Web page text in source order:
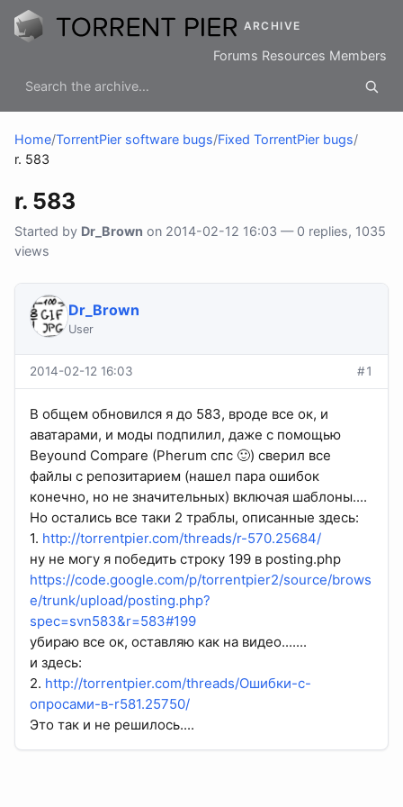
ARCHIVE
Forums Resources Members
Home/TorrentPier software bugs/Fixed TorrentPier bugs/
r. 583
r. 583
Started by Dr_Brown on 2014-02-12 16:03 — 0 replies, 1035
views
Dr_Brown
User
2014-02-12 16:03 #1
В общем обновился я до 583, вроде все ок, и
аватарами, и моды подпилил, даже с помощью
Beyound Compare (Pherum спс 🙂) сверил все
файлы с репозитарием (нашел пара ошибок
конечно, но не значительных) включая шаблоны....
Но остались все таки 2 траблы, описанные здесь:
1. http://torrentpier.com/threads/r-570.25684/
ну не могу я победить строку 199 в posting.php
https://code.google.com/p/torrentpier2/source/brows
e/trunk/upload/posting.php?
spec=svn583&r=583#199
убираю все ок, оставляю как на видео.......
и здесь:
2. http://torrentpier.com/threads/Ошибки-с-
опросами-в-r581.25750/
Это так и не решилось....